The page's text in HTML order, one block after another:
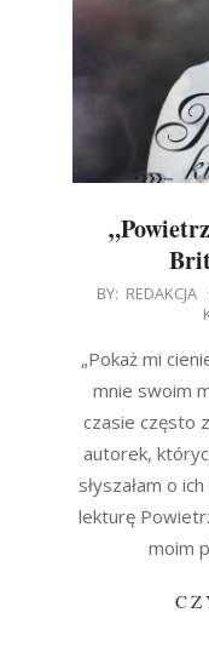
2016-
01
BY: REDAKCJA
„Pokaż mi
mnie swoim
czasie często
autorek,
słyszałam o
lekturę
moim